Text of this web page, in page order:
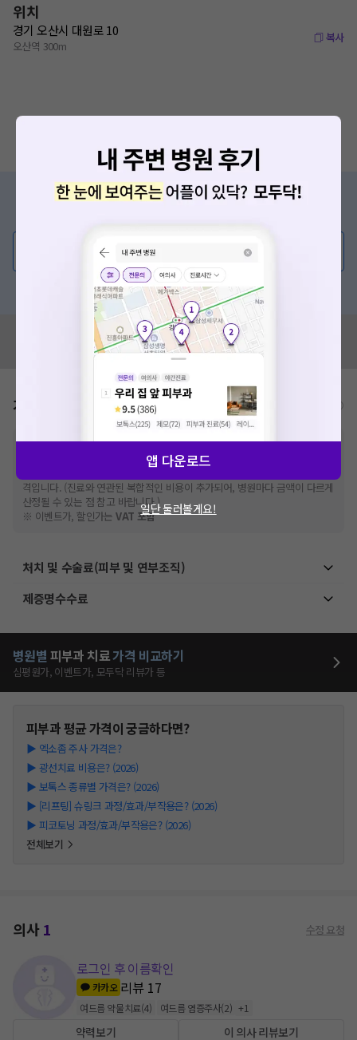
위치
경기 오산시 대원로 10
오산역 300m
복사
증상/치료, 궁금한 점이 있나요?
💬 무엇이든 물어보세요
혹은, 의료상담 서비스에 다양한 게시글 보러가기
혹시 잘못된 병원정보가 있나요?
모두닥 팀에 알려주세요!
가격표 비급여/급여 진료란?
※비급여 항목의 경우,추가비용 등으로 실제 가격과 상이할 수 있으니, 정확
한 가격은 해당 의료기관에 직접 문의해주세요.
건강보험심사평가원
격입니다. (진료와 연관된 복합적인 비용이 추가되어, 병원마다 금액이 다르게
산정될 수 있는 점 참고 바랍니다.)
※ 이벤트가, 할인가는VAT 포함
처치 및 수술료(피부 및 연부조직)
제증명수수료
병원별 피부과 치료가격 비교하기
심평원가, 이벤트가, 모두닥 리뷰가 등
피부과평균 가격이 궁금하다면?
▶ 엑소좀 주사 가격은?
▶ 광선치료 비용은? (2026)
▶ 보톡스 종류별 가격은? (2026)
▶ [리프팅] 슈링크 과정/효과/부작용은? (2026)
▶ 피코토닝 과정/효과/부작용은? (2026)
전체보기
의사1 수정 요청
로그인 후 이름확인
카카오 리뷰 17
여드름 약물치료(4) 여드름 염증주사(2) +1
약력보기 이 의사 리뷰보기
앱 다운로드
일단 둘러볼게요!